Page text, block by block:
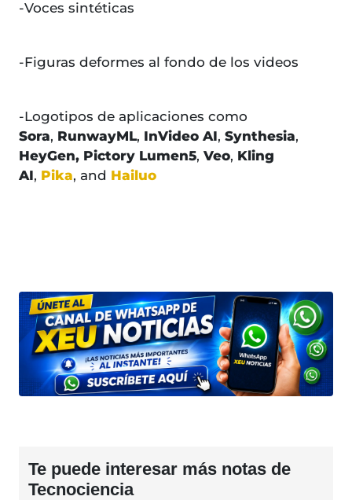
-Voces sintéticas
-Figuras deformes al fondo de los videos
-Logotipos de aplicaciones como
Sora, RunwayML, InVideo AI, Synthesia,
HeyGen, Pictory Lumen5, Veo, Kling
AI, Pika, and Hailuo
Te puede interesar más notas de
Tecnociencia